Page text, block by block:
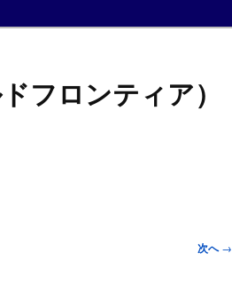
フロンティア）
次へ→